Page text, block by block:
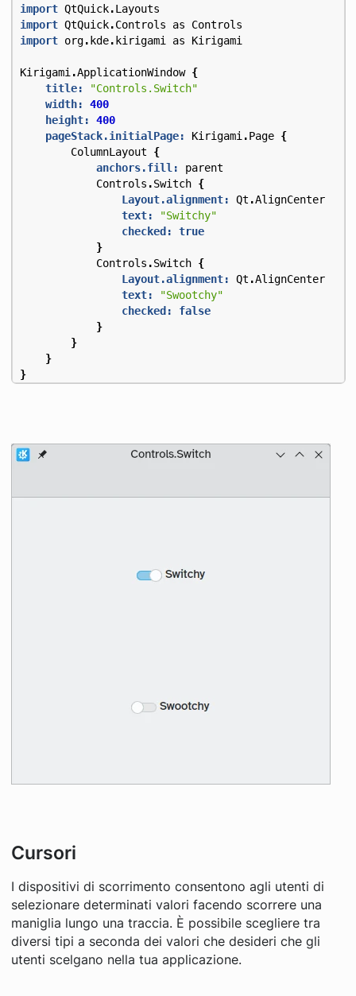
import QtQuick.Layouts
import QtQuick.Controls as
Controls
import org. kde. kirigami as Kirigami
Kirigami .ApplicationWindow {
title:
"Controls.Switch"
width:
400
height:
400
pageStack.initialPage:
Kirigami .Page {
ColumnLayout
{
anchors.fill:
parent
Controls .Switch {
Layout.alignment:
Qt .AlignCenter
text:
"Switchy"
checked:
true
}
Controls .Switch {
Layout.alignment:
Qt .AlignCenter
text:
"Swootchy"
checked:
false
}
}
}
}
Cursori
I dispositivi di scorrimento consentono agli utenti di
selezionare determinati valori facendo scorrere una
maniglia lungo una traccia. È possibile scegliere tra
diversi tipi a seconda dei valori che desideri che gli
utenti scelgano nella tua applicazione.